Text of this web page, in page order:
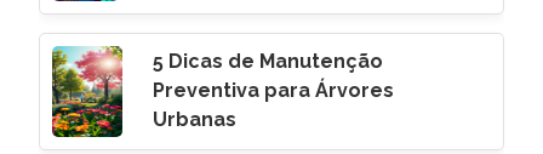
5 Dicas de Manutenção
Preventiva para Árvores
Urbanas